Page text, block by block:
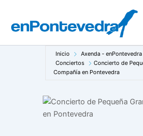
contenido
Inicio
Axenda - enPontevedra
Conciertos
Concierto de
Compañía en Pontevedra